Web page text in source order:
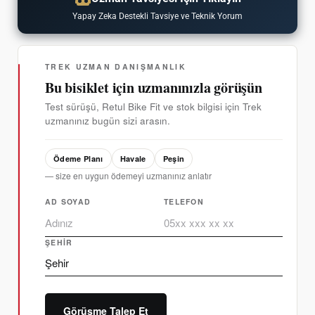
Yapay Zeka Destekli Tavsiye ve Teknik Yorum
TREK UZMAN DANIŞMANLIK
Bu bisiklet için uzmanınızla görüşün
Test sürüşü, Retul Bike Fit ve stok bilgisi için Trek
uzmanınız bugün sizi arasın.
Ödeme Planı Havale Peşin
— size en uygun ödemeyi uzmanınız anlatır
AD SOYAD TELEFON
ŞEHIR
Görüşme Talep Et